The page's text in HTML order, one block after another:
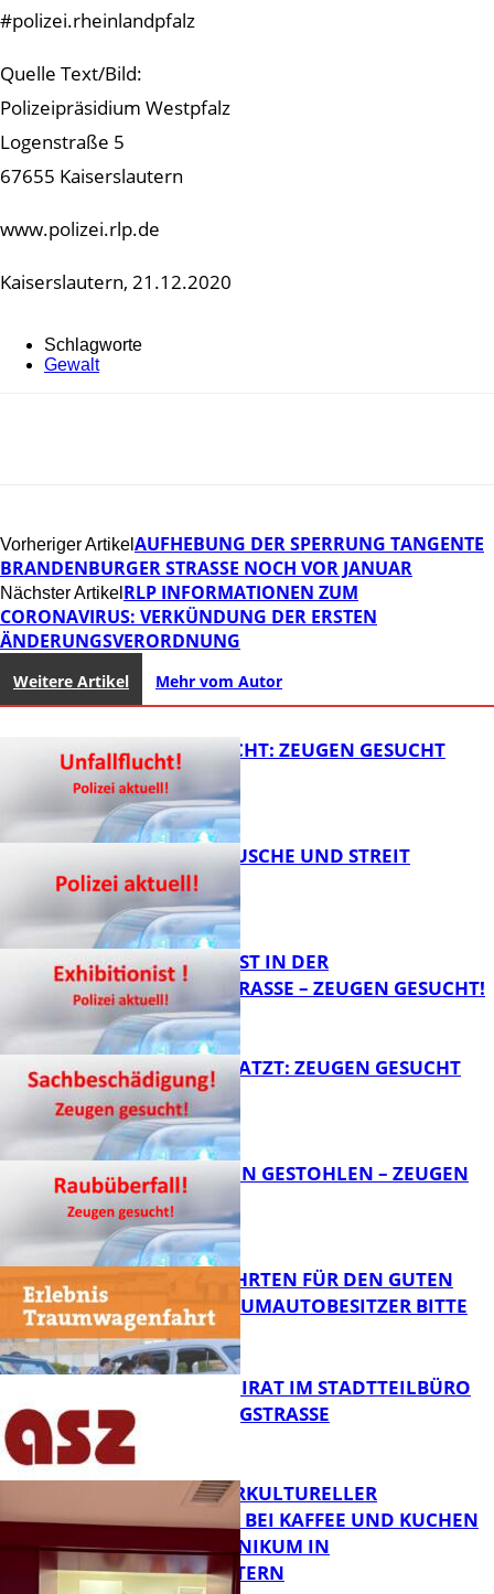
#polizei.rheinlandpfalz
Quelle Text/Bild:
Polizeipräsidium Westpfalz
Logenstraße 5
67655 Kaiserslautern
www.polizei.rlp.de
Kaiserslautern, 21.12.2020
Schlagworte
Gewalt
Vorheriger Artikel AUFHEBUNG DER SPERRUNG TANGENTE
BRANDENBURGER STRASSE NOCH VOR JANUAR
Nächster Artikel RLP INFORMATIONEN ZUM
CORONAVIRUS: VERKÜNDUNG DER ERSTEN
ÄNDERUNGSVERORDNUNG
Weitere Artikel Mehr vom Autor
UNFALLFLUCHT: ZEUGEN GESUCHT
KNALLGERÄUSCHE UND STREIT
EXHIBITIONIST IN DER
VELMANNSTRASSE – ZEUGEN GESUCHT!
AUTO ZERKRATZT: ZEUGEN GESUCHT
FB News
TEURE KETTEN GESTOHLEN – ZEUGEN
GESUCHT!
FB News
SPENDENFAHRTEN FÜR DEN GUTEN
ZWECK – TRAUMAUTOBESITZER BITTE
MELDEN!
FB News
SENIORENBEIRAT IM STADTTEILBÜRO
IN DER KÖNIGSTRASSE
NEUER INTERKULTURELLER
TREFFPUNKT BEI KAFFEE UND KUCHEN
IM PFALZKLINIKUM IN
KAISERSLAUTERN